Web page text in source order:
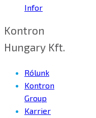
Infor
Kontron
Hungary Kft.
Rólunk
Kontron
Group
Karrier